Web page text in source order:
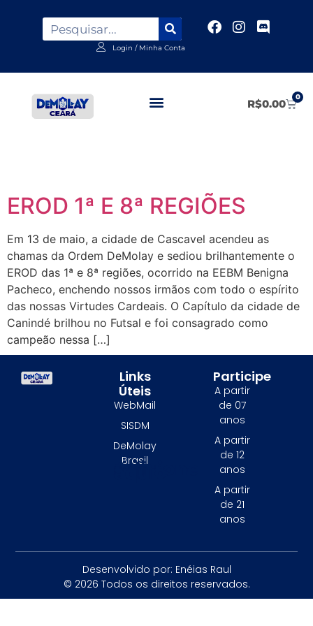
Login / Minha Conta
R$0.00
0
EROD 1ª E 8ª REGIÕES
Em 13 de maio, a cidade de Cascavel acendeu as
chamas da Ordem DeMolay e sediou brilhantemente o
EROD das 1ª e 8ª regiões, ocorrido na EEBM Benigna
Pacheco, enchendo nossos irmãos com todo o espírito
das nossas Virtudes Cardeais. O Capítulo da cidade de
Canindé brilhou no Futsal e foi consagrado como
campeão nessa […]
Links
Úteis
WebMail
SISDM
DeMolay
Brasil
Participe
A partir
de 07
anos
A partir
de 12
anos
A partir
de 21
anos
Desenvolvido por: Enéias Raul
© 2026 Todos os direitos reservados.